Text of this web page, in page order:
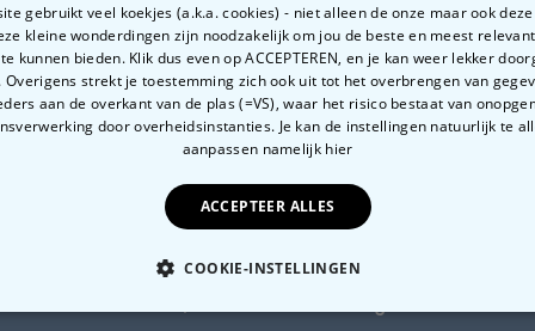
en tekstGepersonaliseerde Handdoek met Gezicht als
Gepersonaliseerde
Gerelateerde categorie
gebruikt veel koekjes (a.k.a. cookies) - niet alleen de onze maar ook
kleine wonderdingen zijn noodzakelijk om jou de beste en meest
kunnen bieden. Klik dus even op ACCEPTEREN, en je kan weer lekker
Overigens strekt je toestemming zich ook uit tot het overbrengen van
aan de overkant van de plas (=VS), waar het risico bestaat van
door overheidsinstanties. Je kan de instellingen natuurlijk te
aanpassen namelijk hier
ACCEPTEER ALLES
COOKIE-INSTELLINGEN
MARKETING
Zin in
10% korting?
Ja, graag!